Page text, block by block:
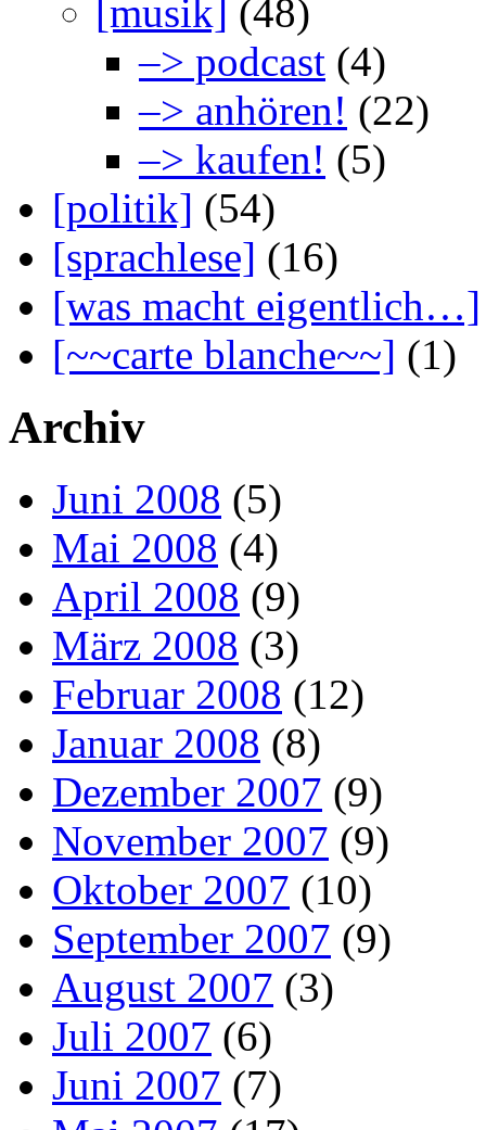
[musik] (48)
–> podcast (4)
–> anhören! (22)
–> kaufen! (5)
[politik] (54)
[sprachlese] (16)
[was macht eigentlich…]
[~~carte blanche~~] (1)
Archiv
Juni 2008 (5)
Mai 2008 (4)
April 2008 (9)
März 2008 (3)
Februar 2008 (12)
Januar 2008 (8)
Dezember 2007 (9)
November 2007 (9)
Oktober 2007 (10)
September 2007 (9)
August 2007 (3)
Juli 2007 (6)
Juni 2007 (7)